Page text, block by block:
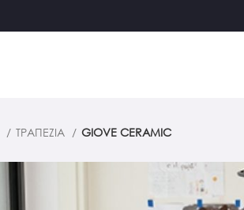
ΤΡΑΠΕΖΙΑ GIOVE CERAMIC